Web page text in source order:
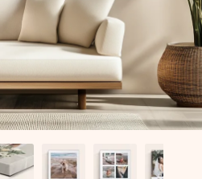
che tocchi il cuore. Nessuna
amore per il momento perfetto.